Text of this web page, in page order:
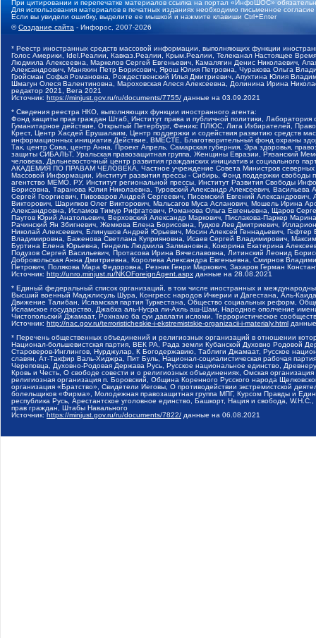
При цитировании и перепечатке материалов ссылка на портал «ИнфоШОС»
Для использования материалов в печатных изданиях необходимо письменное
Если вы увидели ошибку, выделите ее мышкой и нажмите клавиши Ctrl+Enter
©Создание сайта - Инфорос, 2007-2026
* Реестр иностранных средств массовой информации, выполняющих функции
Голос Америки, Idel.Реалии, Кавказ.Реалии, Крым.Реалии, Телеканал Настоящее
Людмила Алексеевна, Маркелов Сергей Евгеньевич, Камалягин Денис Николаевич,
Александрович, Маняхин Петр Борисович, Ярош Юлия Петровна, Чуракова Ольга
Гройсман Софья Романовна, Рождественский Илья Дмитриевич, Апухтина Юлия
Шмагун Олеся Валентиновна, Мароховская Алеся Алексеевна, Долинина Ирина
редактор 2021, Вега 2021
Источник: https://minjust.gov.ru/ru/documents/7755/ данные на 03.09.2021
* Сведения реестра НКО, выполняющих функции иностранного агента:
Фонд защиты прав граждан Штаб, Институт права и публичной политики,
Гуманитарное действие, Открытый Петербург, Феникс ПЛЮС, Лига Избирателей,
Крест, Центр Хасдей Ерушалаим, Центр поддержки и содействия развитию средств
информационных инициатив Действие, ВМЕСТЕ, Благотворительный фонд охраны
Так, центр Сова, центр Анна, Проект Апрель, Самарская губерния, Эра здоровья,
защиты СИБАЛЬТ, Уральская правозащитная группа, Женщины Евразии, Рязанский
человека, Дальневосточный центр развития гражданских инициатив и социального
АКАДЕМИЯ ПО ПРАВАМ ЧЕЛОВЕКА, Частное учреждение Совета Министров северных
Массовой Информации, Институт развития прессы - Сибирь, Фонд поддержки
агентство МЕМО. РУ, Институт региональной прессы, Институт Развития Свободы
Борисовна, Таранова Юлия Николаевна, Туровский Александр Алексеевич,
Сергей Георгиевич, Пивоваров Андрей Сергеевич, Писемский Евгений
Викторович, Шарипков Олег Викторович, Мальсагов Муса Асланович, Мошель Ирина
Александровна, Исламов Тимур Рифгатович, Романова Ольга Евгеньевна, Щаров
Паутов Юрий Анатольевич, Верховский Александр Маркович, Пислакова-Паркер
Рачинский Ян Збигневич, Жемкова Елена Борисовна, Гудков Лев Дмитриевич,
Николай Алексеевич, Блинушов Андрей Юрьевич, Мосин Алексей Геннадьевич,
Владимировна, Баженова Светлана Куприяновна, Исаев Сергей Владимирович,
Буртина Елена Юрьевна, Гендель Людмила Залмановна, Кокорина Екатерина
Подузов Сергей Васильевич, Протасова Ирина Вячеславовна, Литинский Леонид
Добровольская Анна Дмитриевна, Королева Александра Евгеньевна, Смирнов
Петрович, Полякова Мара Федоровна, Резник Генри Маркович, Захаров Герман
Источник: http://unro.minjust.ru/NKOForeignAgent.aspx данные на 28.08.2021
* Единый федеральный список организаций, в том числе иностранных и
Высший военный Маджлисуль Шура, Конгресс народов Ичкерии и Дагестана, Аль-
Движение Талибан, Исламская партия Туркестана, Общество социальных реформ,
Исламское государство, Джабха аль-Нусра ли-Ахль аш-Шам, Народное ополчение
Чистопольский Джамаат, Рохнамо ба суи давлати исломи, Террористическое
Источник: http://nac.gov.ru/terroristicheskie-i-ekstremistskie-organizacii-i-materialy.html
* Перечень общественных объединений и религиозных организаций в отношении
Национал-большевистская партия, ВЕК РА, Рада земли Кубанской Духовно Родовой
Староверов-Инглингов, Нурджулар, К Богодержавию, Таблиги Джамаат, Русское
славян, Ат-Такфир Валь-Хиджра, Пит Буль, Национал-социалистическая рабочая
Череповца, Духовно-Родовая Держава Русь, Русское национальное единство,
Кровь и Честь, О свободе совести и о религиозных объединениях, Омская
религиозная организация п. Боровский, Община Коренного Русского народа
организация «Братство», Свидетели Иеговы, О противодействии экстремистской
болельщиков «Фирма», Молодежная правозащитная группа МПГ, Курсом Правды и
республика Русь, Арестантское уголовное единство, Башкорт, Нация и свобода,
прав граждан, Штабы Навального
Источник: https://minjust.gov.ru/ru/documents/7822/ данные на 06.08.2021